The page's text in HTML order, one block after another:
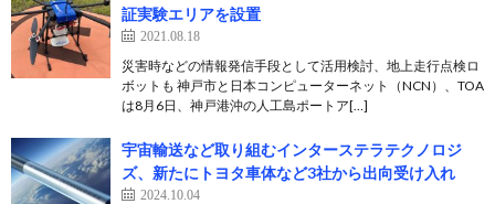
証実験エリアを設置
2021.08.18
災害時などの情報発信手段として活用検討、地上走行点検ロ
ボットも 神戸市と日本コンピューターネット（NCN）、TOA
は8月6日、神戸港沖の人工島ポートア[…]
宇宙輸送など取り組むインターステラテクノロジ
ズ、新たにトヨタ車体など3社から出向受け入れ
2024.10.04